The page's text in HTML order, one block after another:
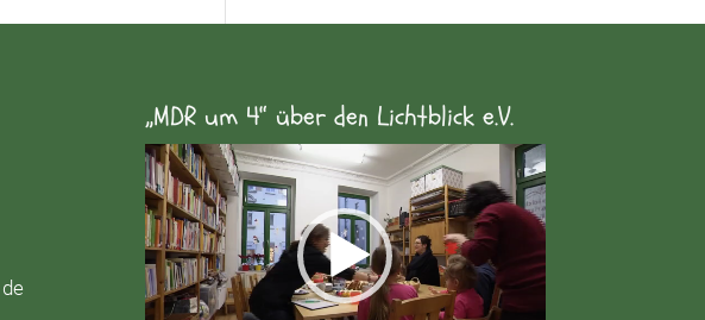
„MDR um 4“ über den Lichtblick e.V.
Video-
Player